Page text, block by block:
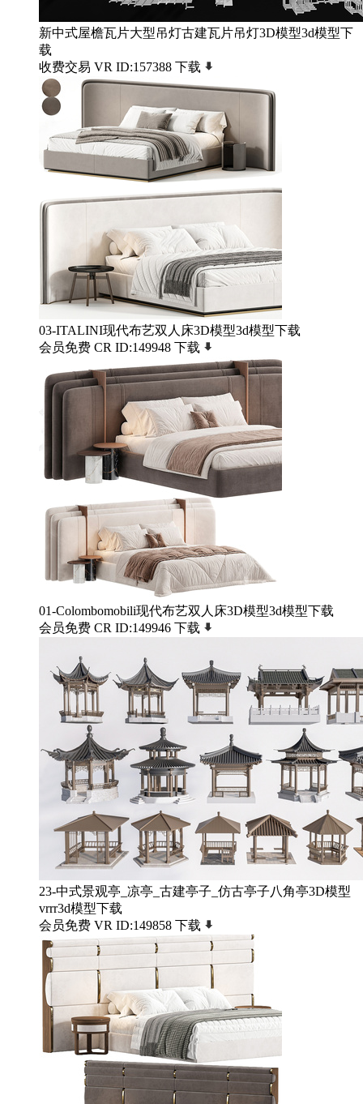
新中式屋檐瓦片大型吊灯古建瓦片吊灯3D模型3d模型下
载
收费交易 VR ID:157388 下载
03-ITALINI现代布艺双人床3D模型3d模型下载
会员免费 CR ID:149948 下载
01-Colombomobili现代布艺双人床3D模型3d模型下载
会员免费 CR ID:149946 下载
23-中式景观亭_凉亭_古建亭子_仿古亭子八角亭3D模型
vrrr3d模型下载
会员免费 VR ID:149858 下载